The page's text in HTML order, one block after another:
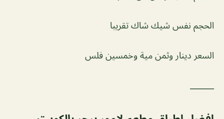
الحجم نفس شيك شاك تقريبا
السعر دينار وثمن مية وخمسين فلس